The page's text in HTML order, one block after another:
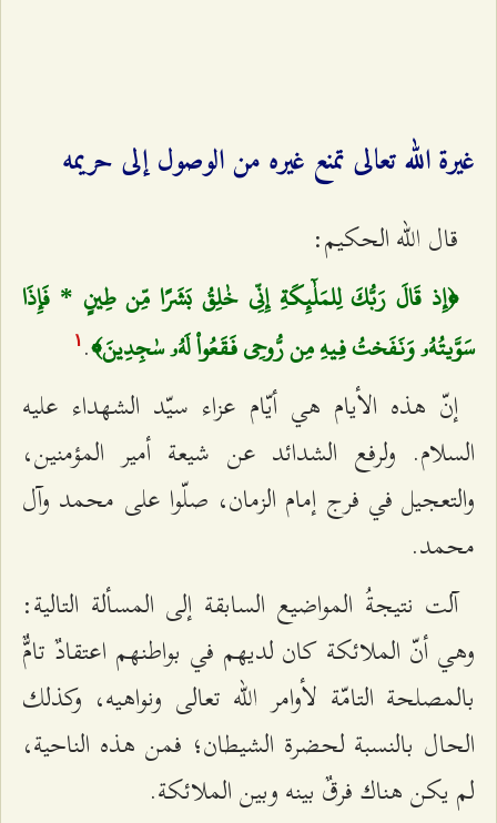
غيرة الله تعالى تمنع غيره من الوصول إلى حريمه
قال الله الحكيم:
﴿إِذ قَالَ رَبُّكَ لِلمَلٰٓئِكَةِ إِنِّي خٰلِقُ بَشَرًا مِّن طِينٍ * فَإِذَا
سَوَّيتُهُۥ وَنَفَختُ فِيهِ مِن رُّوحِي فَقَعُواْ لَهُۥ سٰجِدِينَ﴾. ۱
إنّ هذه الأيام هي أيّام عزاء سيّد الشهداء عليه
السلام. ولرفع الشدائد عن شيعة أمير المؤمنين،
والتعجيل في فرج إمام الزمان، صلّوا على محمد وآل
محمد.
آلت نتيجةُ المواضيع السابقة إلى المسألة التالية:
وهي أنّ الملائكة كان لديهم في بواطنهم اعتقادٌ تامٌّ
بالمصلحة التامّة لأوامر الله تعالى ونواهيه، وكذلك
الحال بالنسبة لحضرة الشيطان؛ فمن هذه الناحية،
لم يكن هناك فرقٌ بينه وبين الملائكة.